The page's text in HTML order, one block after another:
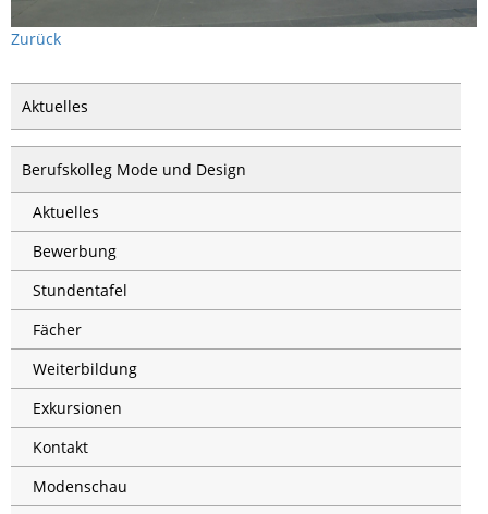
Zurück
Aktuelles
Berufskolleg Mode und Design
Aktuelles
Bewerbung
Stundentafel
Fächer
Weiterbildung
Exkursionen
Kontakt
Modenschau